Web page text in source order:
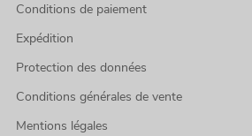
Conditions de paiement
Expédition
Protection des données
Conditions générales de vente
Mentions légales